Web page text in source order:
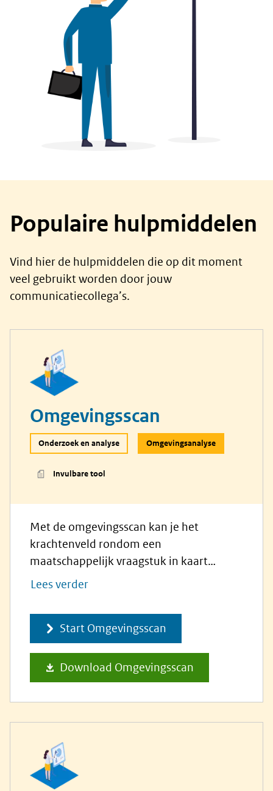
Populaire hulpmiddelen
Vind hier de hulpmiddelen die op dit moment
veel gebruikt worden door jouw
communicatiecollega’s.
Omgevingsscan
Onderzoek en analyse Omgevingsanalyse
Invulbare tool
Met de omgevingsscan kan je het
krachtenveld rondom een
maatschappelijk vraagstuk in kaart
brengen. Het helpt je de context ervan te
onderscheiden.
Lees verder
Start Omgevingsscan
Download Omgevingsscan